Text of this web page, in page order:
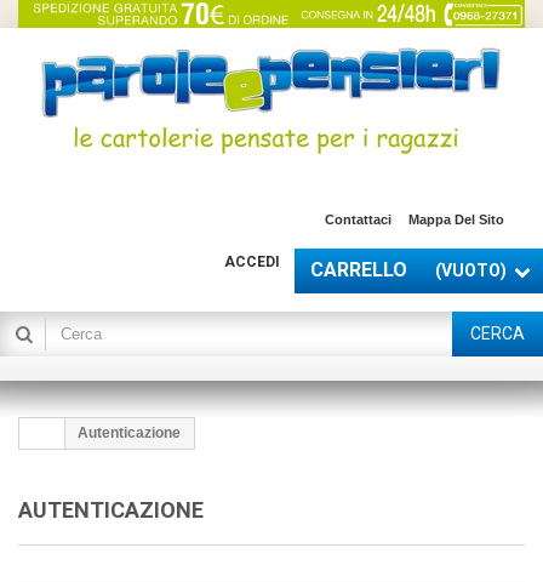
Contattaci Mappa Del Sito
CARRELLO (VUOTO)
ACCEDI
CERCA
Autenticazione
AUTENTICAZIONE